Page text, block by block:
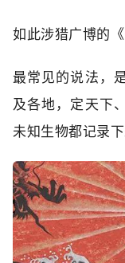
如此涉猎广博的
最常见的说法，
及各地，定天下
未知生物都记录